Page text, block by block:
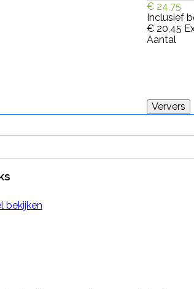
€ 24,75
Inclusief
€ 20,45
Aantal
bekijken